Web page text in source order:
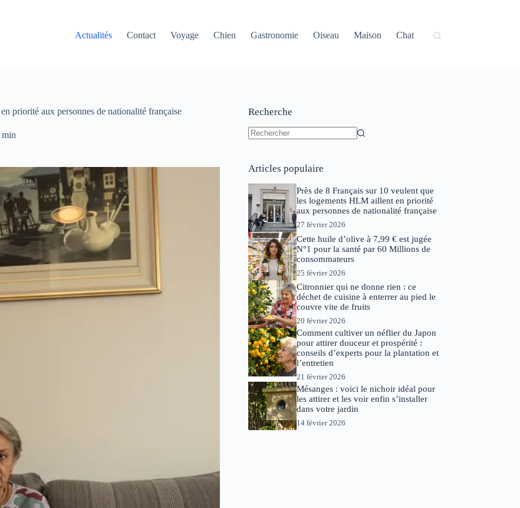
Actualités
Contact Voyage Chien Gastronomie Oiseau Maison Chat
priorité aux personnes de nationalité française
min
Recherche
Articles populaire
Près de 8 Français sur 10 veulent que
les logements HLM aillent en priorité
aux personnes de nationalité française
27 février 2026
Cette huile d’olive à 7,99 € est jugée
N°1 pour la santé par 60 Millions de
consommateurs
25 février 2026
Citronnier qui ne donne rien : ce
déchet de cuisine à enterrer au pied le
couvre vite de fruits
20 février 2026
Comment cultiver un néflier du Japon
pour attirer douceur et prospérité :
conseils d’experts pour la plantation et
l’entretien
21 février 2026
Mésanges : voici le nichoir idéal pour
les attirer et les voir enfin s’installer
dans votre jardin
14 février 2026